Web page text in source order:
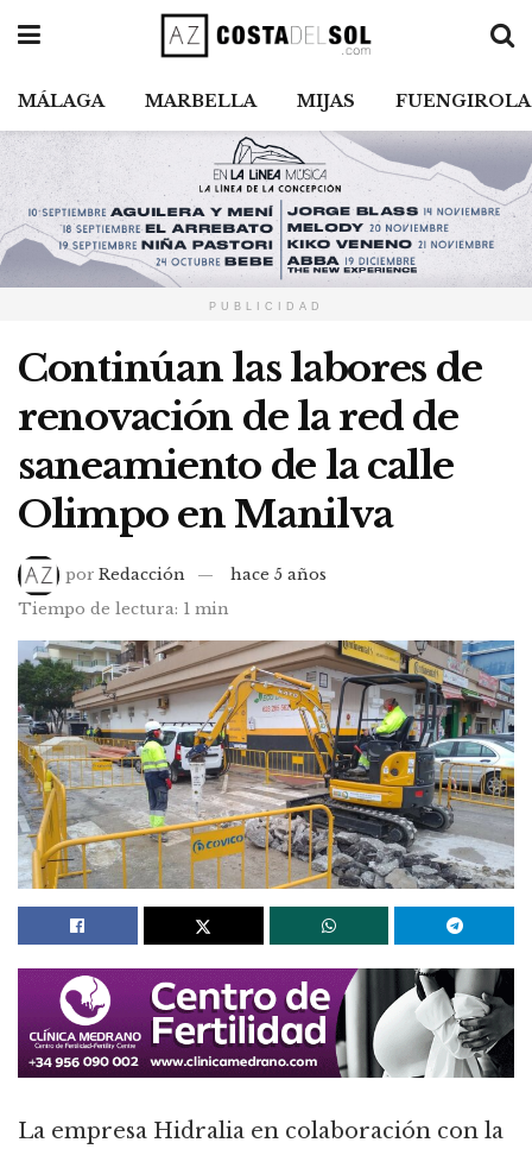
MÁLAGA MARBELLA MIJAS FUENGIROLA
PUBLICIDAD
Continúan las labores de
renovación de la red de
saneamiento de la calle
Olimpo en Manilva
por Redacción
hace 5 años
Tiempo de lectura: 1 min
La empresa Hidralia en colaboración con la